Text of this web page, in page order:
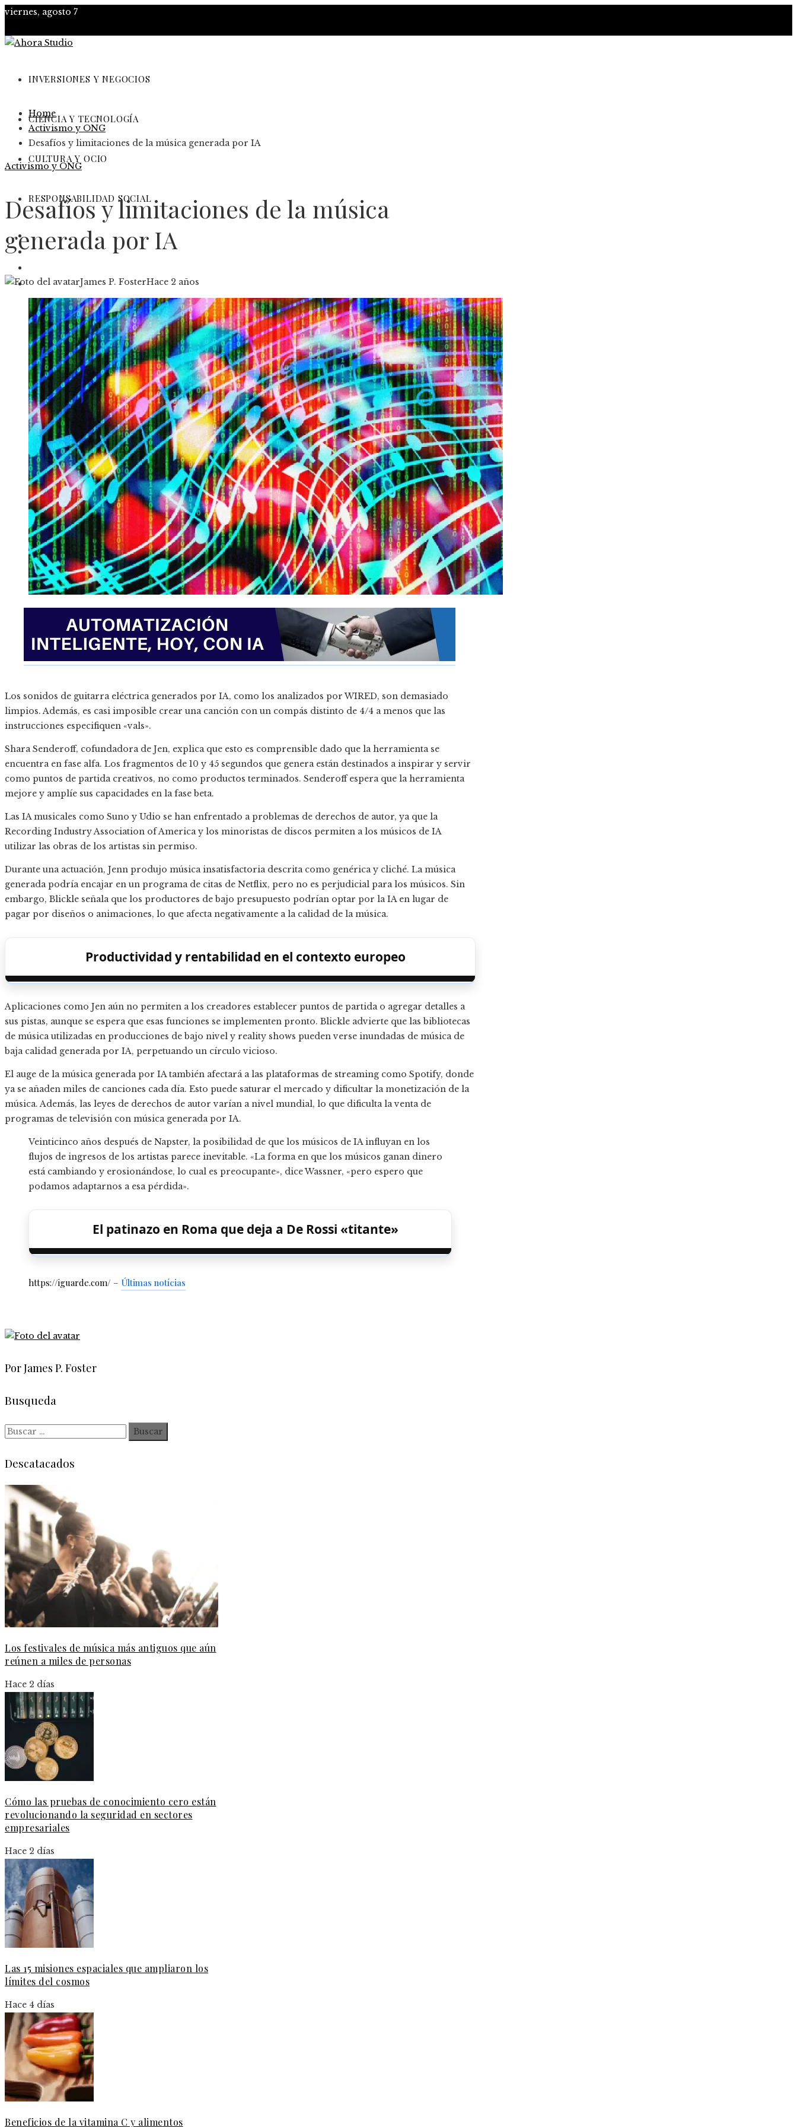
viernes, agosto 7
INVERSIONES Y NEGOCIOS
CIENCIA Y TECNOLOGÍA
CULTURA Y OCIO
RESPONSABILIDAD SOCIAL
Inversiones y negocios
Ciencia y tecnología
Responsabilidad social
Home
Activismo y ONG
Desafíos y limitaciones de la música generada por IA
Activismo y ONG
Desafíos y limitaciones de la música
generada por IA
James P. FosterHace 2 años
Los sonidos de guitarra eléctrica generados por IA, como los analizados por WIRED, son demasiado
limpios. Además, es casi imposible crear una canción con un compás distinto de 4/4 a menos que las
instrucciones especifiquen «vals».
Shara Senderoff, cofundadora de Jen, explica que esto es comprensible dado que la herramienta se
encuentra en fase alfa. Los fragmentos de 10 y 45 segundos que genera están destinados a inspirar y servir
como puntos de partida creativos, no como productos terminados. Senderoff espera que la herramienta
mejore y amplíe sus capacidades en la fase beta.
Las IA musicales como Suno y Udio se han enfrentado a problemas de derechos de autor, ya que la
Recording Industry Association of America y los minoristas de discos permiten a los músicos de IA
utilizar las obras de los artistas sin permiso.
Durante una actuación, Jenn produjo música insatisfactoria descrita como genérica y cliché. La música
generada podría encajar en un programa de citas de Netflix, pero no es perjudicial para los músicos. Sin
embargo, Blickle señala que los productores de bajo presupuesto podrían optar por la IA en lugar de
pagar por diseños o animaciones, lo que afecta negativamente a la calidad de la música.
Productividad y rentabilidad en el contexto europeo
Aplicaciones como Jen aún no permiten a los creadores establecer puntos de partida o agregar detalles a
sus pistas, aunque se espera que esas funciones se implementen pronto. Blickle advierte que las bibliotecas
de música utilizadas en producciones de bajo nivel y reality shows pueden verse inundadas de música de
baja calidad generada por IA, perpetuando un círculo vicioso.
El auge de la música generada por IA también afectará a las plataformas de streaming como Spotify, donde
ya se añaden miles de canciones cada día. Esto puede saturar el mercado y dificultar la monetización de la
música. Además, las leyes de derechos de autor varían a nivel mundial, lo que dificulta la venta de
programas de televisión con música generada por IA.
Veinticinco años después de Napster, la posibilidad de que los músicos de IA influyan en los
flujos de ingresos de los artistas parece inevitable. «La forma en que los músicos ganan dinero
está cambiando y erosionándose, lo cual es preocupante», dice Wassner, «pero espero que
podamos adaptarnos a esa pérdida».
El patinazo en Roma que deja a De Rossi «titante»
https://iguarde.com/ – Últimas notícias
Por James P. Foster
Busqueda
Buscar:
Descatacados
Los festivales de música más antiguos que aún
reúnen a miles de personas
Hace 2 días
Cómo las pruebas de conocimiento cero están
revolucionando la seguridad en sectores
empresariales
Hace 2 días
Las 15 misiones espaciales que ampliaron los
límites del cosmos
Hace 4 días
Beneficios de la vitamina C y alimentos